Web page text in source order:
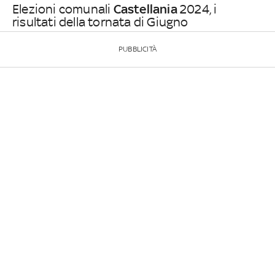
Elezioni comunali Castellania2024, i
risultati della tornata di Giugno
PUBBLICITÀ